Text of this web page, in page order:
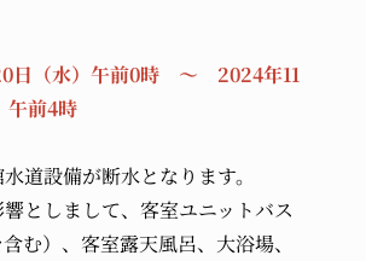
日（水）午前0時 ～ 2024年11
午前4時
道設備が断水となります。
としまして、客室ユニットバス
む）、客室露天風呂、大浴場、